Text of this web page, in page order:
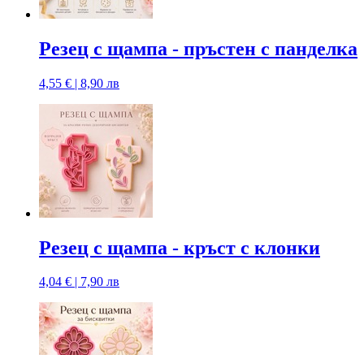
Резец с щампа - пръстен с панделка
4,55 € | 8,90 лв
Резец с щампа - кръст с клонки
4,04 € | 7,90 лв